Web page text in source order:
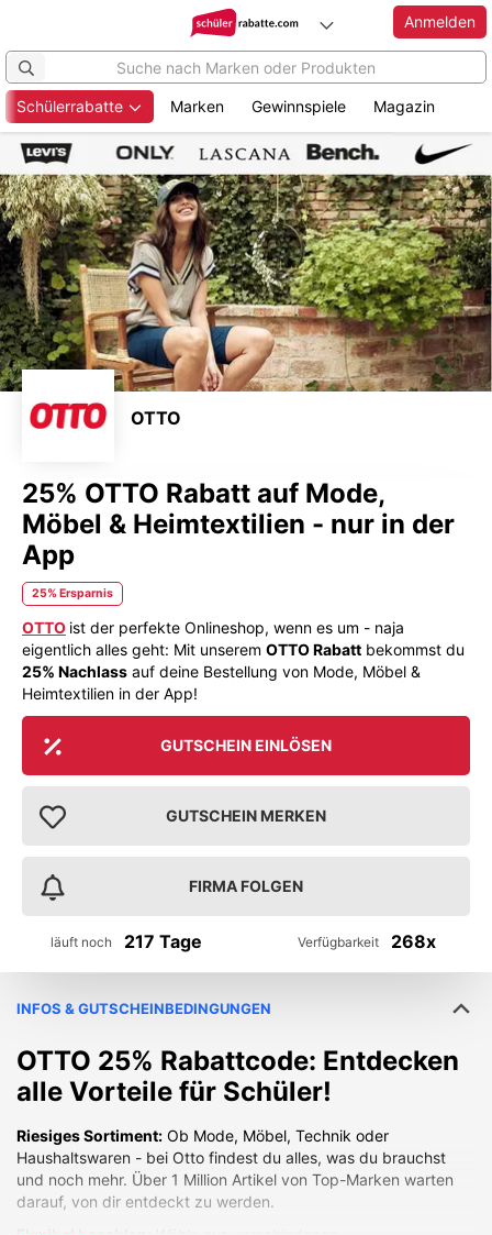
Zum
Hauptinhalt
springen
Anmelden
Schülerrabatte Marken Gewinnspiele Magazin
OTTO
25% OTTO Rabatt auf Mode,
Möbel & Heimtextilien - nur in der
App
25% Ersparnis
OTTO ist der perfekte Onlineshop, wenn es um - naja
eigentlich alles geht: Mit unserem OTTO Rabatt bekommst du
25% Nachlass auf deine Bestellung von Mode, Möbel &
Heimtextilien in der App!
GUTSCHEIN EINLÖSEN
GUTSCHEIN MERKEN
FIRMA FOLGEN
läuft noch 217 Tage Verfügbarkeit 268x
INFOS & GUTSCHEINBEDINGUNGEN
OTTO 25% Rabattcode: Entdecken
alle Vorteile für Schüler!
Riesiges Sortiment: Ob Mode, Möbel, Technik oder
Haushaltswaren - bei Otto findest du alles, was du brauchst
und noch mehr. Über 1 Million Artikel von Top-Marken warten
darauf, von dir entdeckt zu werden.